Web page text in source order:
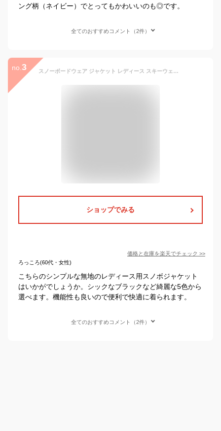
ング柄（ネイビー）でとってもかわいいのも◎です。
全てのおすすめコメント（2件）
no. 3 スノーボードウェア ジャケット レディース スキーウェア スノボウェア ボードウェア オーバーサイズ ゆったり スノボ スノーボード スノボー スキー スノボーウェア スノーウェア ウェア ウエア 激安 ICJ-926
ショップでみる
価格と在庫を楽天でチェック >>
ろっころ(60代・女性)
こちらのシンプルな無地のレディース用スノボジャケット
はいかがでしょうか。シックなブラックなど綺麗な5色から
選べます。機能性も良いので便利で快適に着られます。
全てのおすすめコメント（2件）